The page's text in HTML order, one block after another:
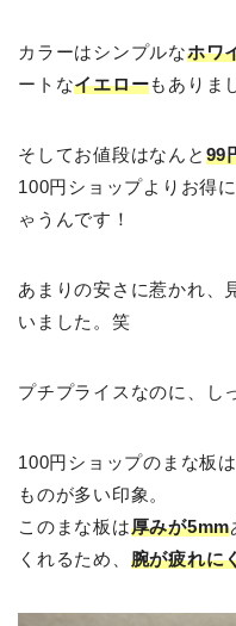
カラーはシンプルなホワ
ートなイエローもありま
そしてお値段はなんと 99
100円ショップよりお得
ゃうんです！
あまりの安さに惹かれ、
いました。笑
プチプライスなのに、し
100円ショップのまな板
ものが多い印象。
このまな板は厚みが5mm
くれるため、 腕が疲れに